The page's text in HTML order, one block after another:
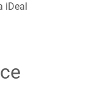
iDeal